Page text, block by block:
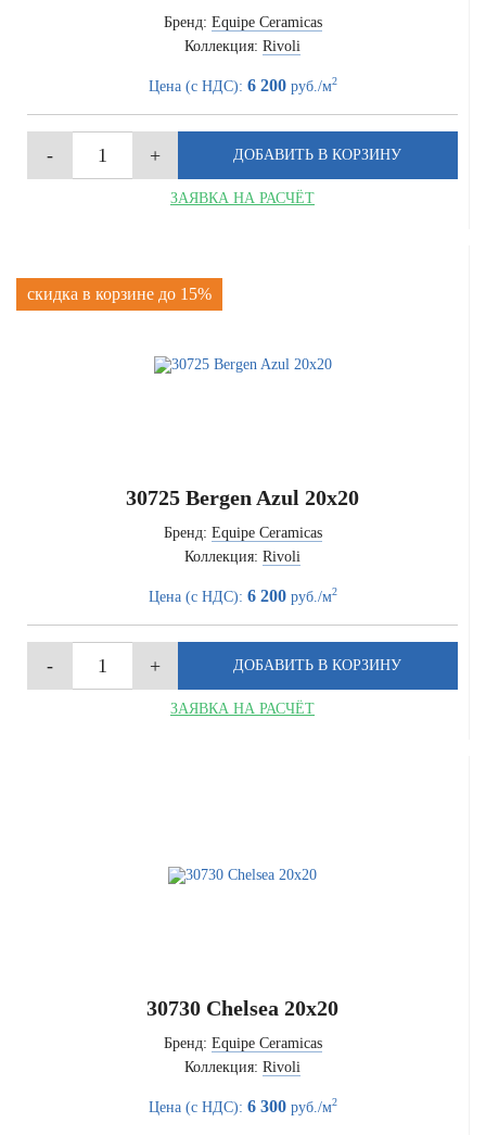
Бренд: Equipe Ceramicas
Коллекция: Rivoli
Цена (с НДС): 6 200руб./м2
ЗАЯВКА НА РАСЧЁТ
скидка в корзине до 15%
30725 Bergen Azul 20x20
Бренд: Equipe Ceramicas
Коллекция: Rivoli
Цена (с НДС): 6 200руб./м2
ЗАЯВКА НА РАСЧЁТ
30730 Chelsea 20x20
Бренд: Equipe Ceramicas
Коллекция: Rivoli
Цена (с НДС): 6 300руб./м2